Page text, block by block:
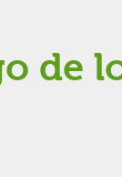
de